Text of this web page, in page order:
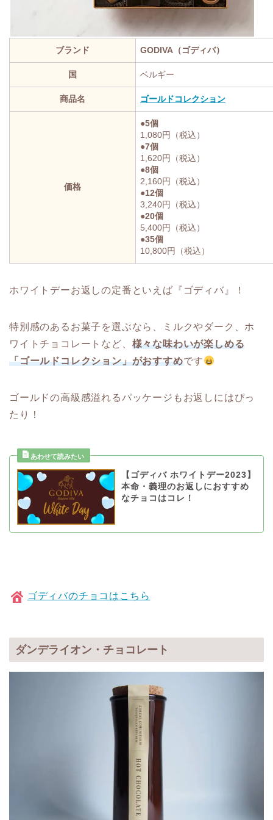
ブランド GODIVA（ゴディバ）
国 ベルギー
商品名 ゴールドコレクション
価格
●5個
1,080円（税込）
●7個
1,620円（税込）
●8個
2,160円（税込）
●12個
3,240円（税込）
●20個
5,400円（税込）
●35個
10,800円（税込）
ホワイトデーお返しの定番といえば『ゴディバ』！
特別感のあるお菓子を選ぶなら、ミルクやダーク、ホ
ワイトチョコレートなど、 様々な味わいが楽しめる
「ゴールドコレクション」がおすすめです
ゴールドの高級感溢れるパッケージもお返しにはぴっ
たり！
【ゴディバ ホワイトデー2023】
本命・義理のお返しにおすすめ
なチョコはコレ！
ゴディバのチョコはこちら
ダンデライオン・チョコレート